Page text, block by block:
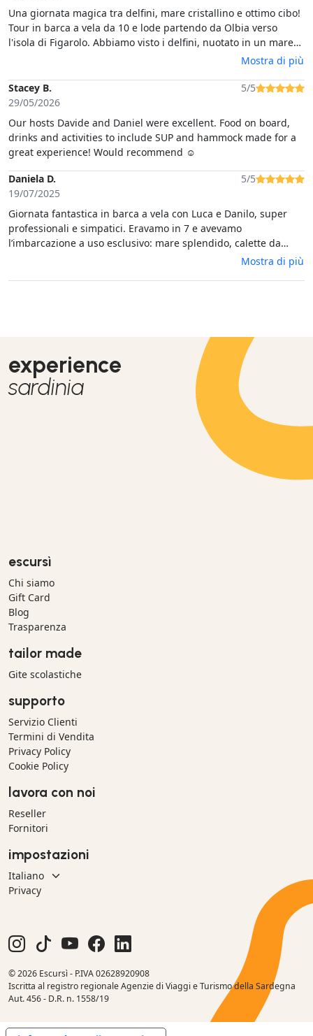
Una giornata magica tra delfini, mare cristallino e ottimo cibo!
Tour in barca a vela da 10 e lode partendo da Olbia verso
l'isola di Figarolo. Abbiamo visto i delfini, nuotato in un mare
trasparente e preso il sole! Atmosfera splendida e tanta
allegria. Pranzo con risotto al pesce e dell'ottimo vino bianco
fresco. Un plauso speciale allo skipper e al suo vice due
persone squisite, super preparate e gentili. Se siete in zona,
dovete assolutamente provarlo. Consigliatissimo!
Mostra di più
Stacey B.
29/05/2026
5/5
Our hosts Davide and Daniel were excellent. Food on board,
drinks and activities to include SUP and hammock made for a
great experience! Would recommend ☺️
Daniela D.
19/07/2025
5/5
Giornata fantastica in barca a vela con Luca e Danilo, super
professionali e simpatici. Eravamo in 7 e avevamo
l’imbarcazione a uso esclusivo: mare splendido, calette da
sogno e anche i delfini! A bordo abbiamo gustato una pasta ai
Mostra di più
experience
sardinia
escursì
Chi siamo
Gift Card
Blog
Trasparenza
tailor made
Gite scolastiche
supporto
Servizio Clienti
Termini di Vendita
Privacy Policy
Cookie Policy
lavora con noi
Reseller
Fornitori
impostazioni
Privacy
© 2026 Escursì - P.IVA 02628920908
Iscritta al registro regionale Agenzie di Viaggi e Turismo della Sardegna
Aut. 456 - D.R. n. 1558/19